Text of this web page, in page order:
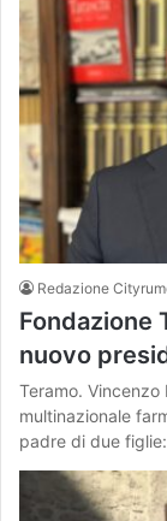
Redazione
Fondazione
nuovo
Teramo. Vincenzo
multinazionale
padre di due